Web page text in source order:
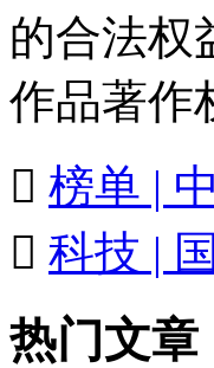
的合法权
作品著作
 榜单 |
 科技 |
热门文章